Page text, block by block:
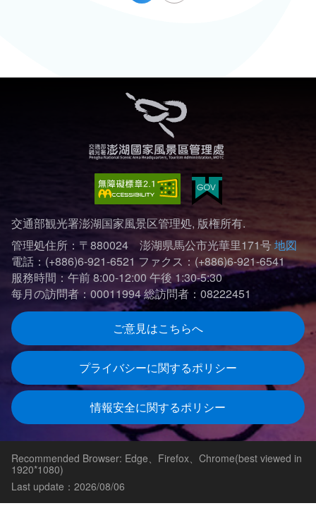
交通部観光署澎湖国家風景区管理処, 版権所有.
管理処住所：〒880024 澎湖県馬公市光華里171号地図
電話：(+886)6-921-6521 ファクス：(+886)6-921-6541
服務時間：午前 8:00-12:00 午後 1:30-5:30
每月の訪問者：00011994総訪問者：08222451
ご意見はこちらへ
プライバシーに関するポリシー
情報安全に関するポリシー
Recommended Browser: Edge、Firefox、Chrome(best viewed in
1920*1080)
Last update：2026/08/06